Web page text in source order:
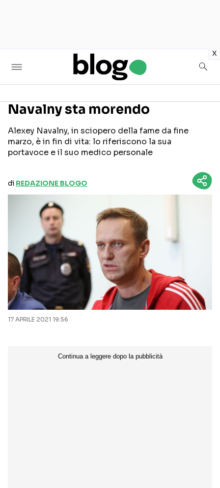
x
Navalny sta morendo
Alexey Navalny, in sciopero della fame da fine
marzo, è in fin di vita: lo riferiscono la sua
portavoce e il suo medico personale
di REDAZIONE BLOGO
17 APRILE 2021 19:56